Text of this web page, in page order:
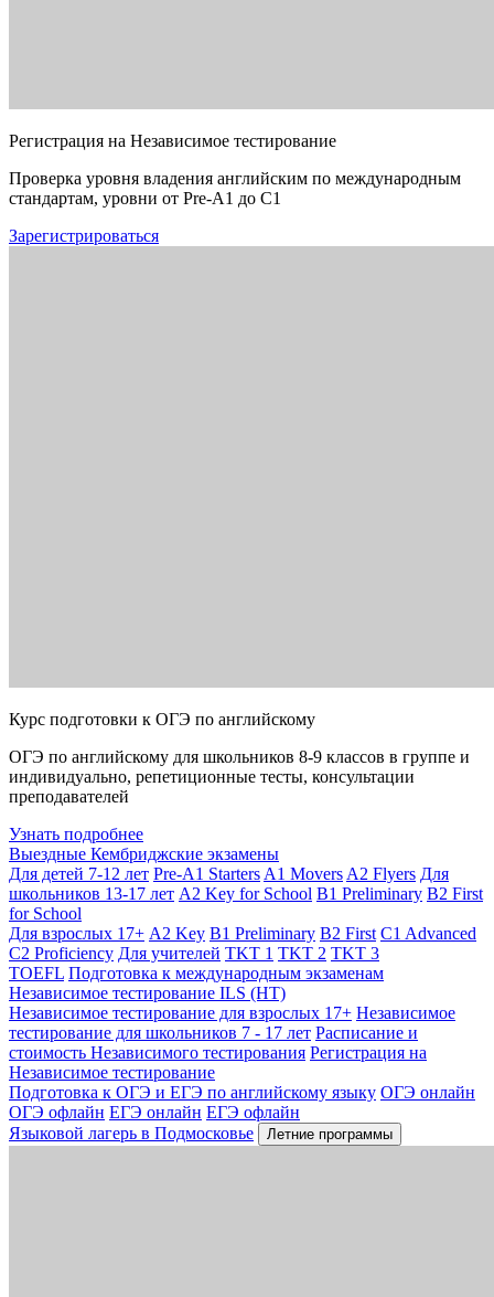
Регистрация на Независимое тестирование
Проверка уровня владения английским по международным
стандартам, уровни от Pre-A1 до C1
Зарегистрироваться
Курс подготовки к ОГЭ по английскому
ОГЭ по английскому для школьников 8-9 классов в группе и
индивидуально, репетиционные тесты, консультации
преподавателей
Узнать подробнее
Выездные Кембриджские экзамены
Для детей 7-12 лет Pre-A1 Starters A1 Movers A2 Flyers Для
школьников 13-17 лет A2 Key for School B1 Preliminary B2 First
for School
Для взрослых 17+ A2 Key B1 Preliminary B2 First C1 Advanced
C2 Proficiency Для учителей TKT 1 TKT 2 TKT 3
TOEFL Подготовка к международным экзаменам
Независимое тестирование ILS (НТ)
Независимое тестирование для взрослых 17+ Независимое
тестирование для школьников 7 - 17 лет Расписание и
стоимость Независимого тестирования Регистрация на
Независимое тестирование
Подготовка к ОГЭ и ЕГЭ по английскому языку ОГЭ онлайн
ОГЭ офлайн ЕГЭ онлайн ЕГЭ офлайн
Языковой лагерь в Подмосковье
Летние программы